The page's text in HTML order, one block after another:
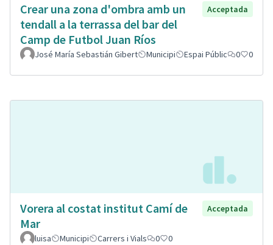
Crear una zona d'ombra amb un
tendall a la terrassa del bar del
Camp de Futbol Juan Ríos
Acceptada
José María Sebastián Gibert Municipi Espai Públic 0 0
Vorera al costat institut Camí de
Mar
Acceptada
luisa Municipi Carrers i Vials 0 0